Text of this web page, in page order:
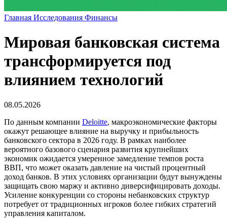
Главная Исследования Финансы
Мировая банковская система
трансформируется под
влиянием технологий
08.05.2026
По данным компании Deloitte, макроэкономические факторы
окажут решающее влияние на выручку и прибыльность
банковского сектора в 2026 году. В рамках наиболее
вероятного базового сценария развития крупнейших
экономик ожидается умеренное замедление темпов роста
ВВП, что может оказать давление на чистый процентный
доход банков. В этих условиях организации будут вынуждены
защищать свою маржу и активно диверсифицировать доходы.
Усиление конкуренции со стороны небанковских структур
потребует от традиционных игроков более гибких стратегий
управления капиталом.